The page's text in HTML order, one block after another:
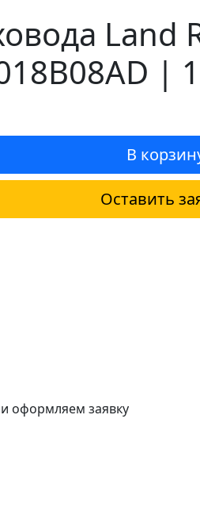
Land
|
В
Оставить
оформляем заявку